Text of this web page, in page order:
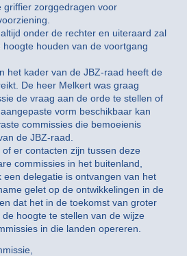
griffier zorggedragen voor
onder de rechter en uiteraard zal
houden van de voortgang
het kader van de JBZ-raad heeft de
De heer Melkert was graag
de vraag aan de orde te stellen of
vorm beschikbaar kan
commissies die bemoeienis
de JBZ-raad.
er contacten zijn tussen deze
commissies in het buitenland,
een delegatie is ontvangen van het
gelet op de ontwikkelingen in de
dat het in de toekomst van groter
hoogte te stellen van de wijze
in die landen opereren.